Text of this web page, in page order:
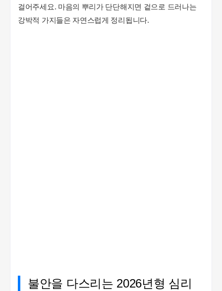
걸어주세요. 마음의 뿌리가 단단해지면 겉으로 드러나는
강박적 가지들은 자연스럽게 정리됩니다.
불안을 다스리는 2026년형 심리